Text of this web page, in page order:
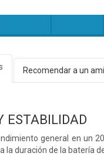
Recomendar a un
ESTABILIDAD
general en un
la duración de la batería